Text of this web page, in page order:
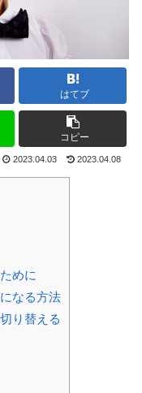
はてブ
コピー
2023.04.03 2023.04.08
めに
なる方法
り替える